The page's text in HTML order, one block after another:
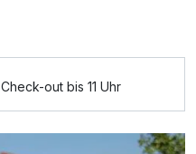
p.P. ab197,00 €
Check-out bis 11 Uhr